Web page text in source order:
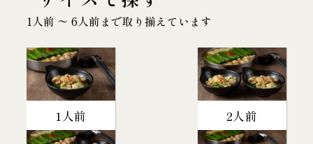
1人前 〜 6人前まで取り揃えています
1人前 2人前